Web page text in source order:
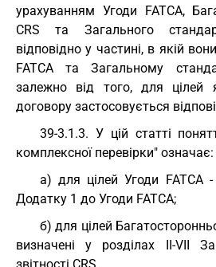
урахуванням Угоди FATCA,
CRS та Загального
відповідно у частині, в якій
FATCA та Загальному
залежно від того, для цілей
договору застосовується
39-3.1.3. У цій статті
комплексної перевірки" означає:
а) для цілей Угоди FATCA
Додатку 1 до Угоди FATCA;
б) для цілей
визначені у розділах II-VII